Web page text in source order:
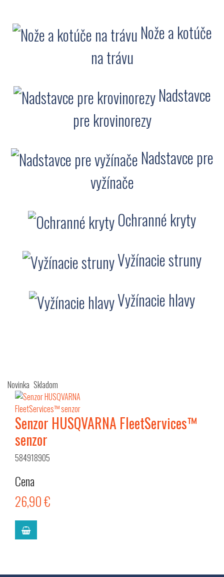
Nože a kotúče
na trávu
Nadstavce
pre krovinorezy
Nadstavce pre
vyžínače
Ochranné kryty
Vyžínacie struny
Vyžínacie hlavy
Novinka Skladom
Senzor HUSQVARNA FleetServices™
senzor
584918905
Cena
26,90 €